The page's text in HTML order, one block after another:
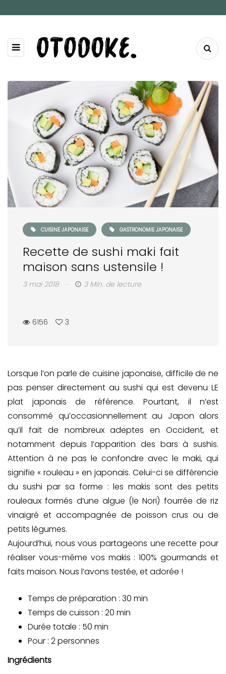
CUISINE JAPONAISE GASTRONOMIE JAPONAISE
Recette de sushi maki fait
maison sans ustensile !
3 mai 2018 3 Min. de lecture
6156 3
Lorsque l’on parle de cuisine japonaise, difficile de ne
pas penser directement au sushi qui est devenu LE
plat japonais de référence. Pourtant, il n’est
consommé qu’occasionnellement au Japon alors
qu’il fait de nombreux adeptes en Occident, et
notamment depuis l’apparition des bars à sushis.
Attention à ne pas le confondre avec le maki, qui
signifie « rouleau » en japonais. Celui-ci se différencie
du sushi par sa forme : les makis sont des petits
rouleaux formés d’une algue (le Nori) fourrée de riz
vinaigré et accompagnée de poisson crus ou de
petits légumes.
Aujourd’hui, nous vous partageons une recette pour
réaliser vous-même vos makis : 100% gourmands et
faits maison. Nous l’avons testée, et adorée !
Temps de préparation : 30 min
Temps de cuisson : 20 min
Durée totale : 50 min
Pour : 2 personnes
Ingrédients